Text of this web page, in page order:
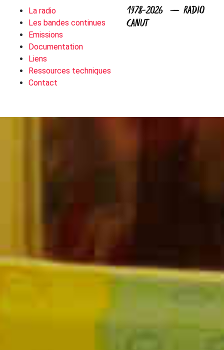
La radio
Les bandes continues
Emissions
Documentation
Liens
Ressources techniques
Contact
1978-2026 — RADIO
CANUT